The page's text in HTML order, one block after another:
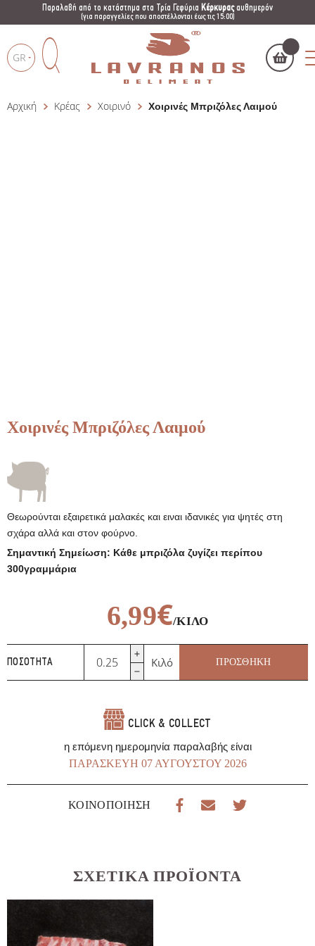
Παραλαβή από το κατάστημα στα Τρία Γεφύρια Κέρκυραςαυθημερόν
(για παραγγελίες που αποστέλλονται έως τις 15:00)
GR
Products Το καλάθι μου )
Αρχική Κρέας Χοιρινό Χοιρινές Μπριζόλες Λαιμού
Χοιρινές Μπριζόλες Λαιμού
Θεωρούνται εξαιρετικά μαλακές και ειναι ιδανικές για ψητές στη
σχάρα αλλά και στον φούρνο.
Σημαντική Σημείωση: Κάθε μπριζόλα ζυγίζει περίπου
300γραμμάρια
6,99€/ΚΙΛΌ
ΠΟΣΌΤΗΤΑ
Μπριζόλες
Λαιμού
Κιλό ΠΡΟΣΘΉΚΗ
CLICK & COLLECT
η επόμενη ημερομηνία παραλαβής είναι
ΠΑΡΑΣΚΕΥΉ 07 ΑΥΓΟΎΣΤΟΥ 2026
ΚΟΙΝΟΠΟΊΗΣΗ
ΣΧΕΤΙΚΆ ΠΡΟΪΌΝΤΑ